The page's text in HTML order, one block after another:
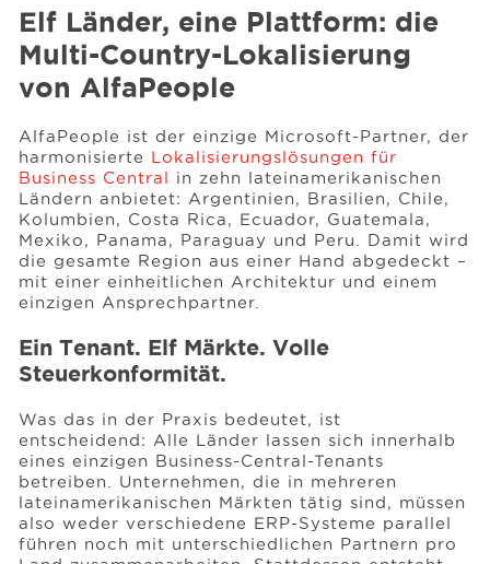
Elf Länder, eine Plattform: die
Multi-Country-Lokalisierung
von AlfaPeople
AlfaPeople ist der einzige Microsoft-Partner, der
harmonisierte Lokalisierungslösungen für
Business Central in zehn lateinamerikanischen
Ländern anbietet: Argentinien, Brasilien, Chile,
Kolumbien, Costa Rica, Ecuador, Guatemala,
Mexiko, Panama, Paraguay und Peru. Damit wird
die gesamte Region aus einer Hand abgedeckt –
mit einer einheitlichen Architektur und einem
einzigen Ansprechpartner.
Ein Tenant. Elf Märkte. Volle
Steuerkonformität.
Was das in der Praxis bedeutet, ist
entscheidend: Alle Länder lassen sich innerhalb
eines einzigen Business-Central-Tenants
betreiben. Unternehmen, die in mehreren
lateinamerikanischen Märkten tätig sind, müssen
also weder verschiedene ERP-Systeme parallel
führen noch mit unterschiedlichen Partnern pro